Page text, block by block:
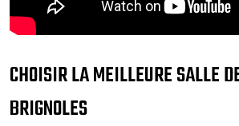
CHOISIR LA MEILLEURE SALLE
BRIGNOLES